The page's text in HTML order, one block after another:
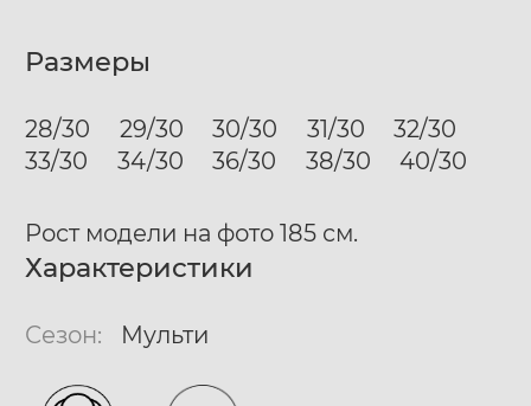
Размеры
28/30 29/30 30/30 31/30
32/30
33/30
34/30 36/30 38/30 40/30
Рост модели на фото 185 см.
Характеристики
Сезон: Мульти